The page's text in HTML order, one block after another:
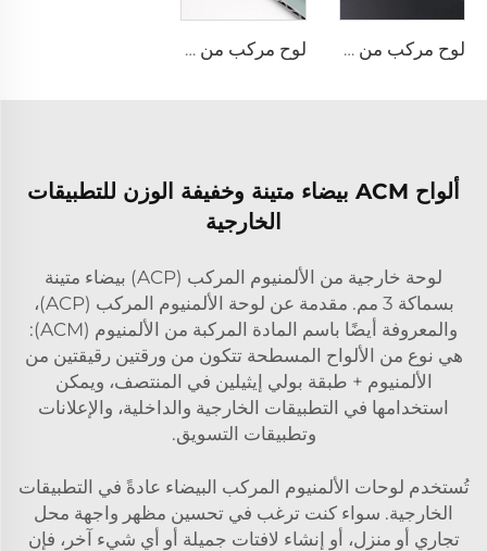
لوح مركب من الألومنيوم بلمسات نهائية معدنية - 0.4 سم × 122 سم × 244 سم لوح مركب من الألومنيوم بتشطيبات صلبة - 4 مم × 1220 مم × 2440 مم
ألواح ACM بيضاء متينة وخفيفة الوزن للتطبيقات
الخارجية
لوحة خارجية من الألمنيوم المركب (ACP) بيضاء متينة
بسماكة 3 مم. مقدمة عن لوحة الألمنيوم المركب (ACP)،
والمعروفة أيضًا باسم المادة المركبة من الألمنيوم (ACM):
هي نوع من الألواح المسطحة تتكون من ورقتين رقيقتين من
الألمنيوم + طبقة بولي إيثيلين في المنتصف، ويمكن
استخدامها في التطبيقات الخارجية والداخلية، والإعلانات
وتطبيقات التسويق.
تُستخدم لوحات الألمنيوم المركب البيضاء عادةً في التطبيقات
الخارجية. سواء كنت ترغب في تحسين مظهر واجهة محل
تجاري أو منزل، أو إنشاء لافتات جميلة أو أي شيء آخر، فإن